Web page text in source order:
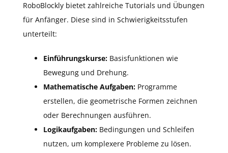
RoboBlockly bietet zahlreiche Tutorials und Übungen
für Anfänger. Diese sind in Schwierigkeitsstufen
unterteilt:
Einführungskurse: Basisfunktionen wie
Bewegung und Drehung.
Mathematische Aufgaben: Programme
erstellen, die geometrische Formen zeichnen
oder Berechnungen ausführen.
Logikaufgaben: Bedingungen und Schleifen
nutzen, um komplexere Probleme zu lösen.